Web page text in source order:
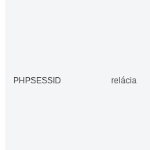
PHPSESSID relácia